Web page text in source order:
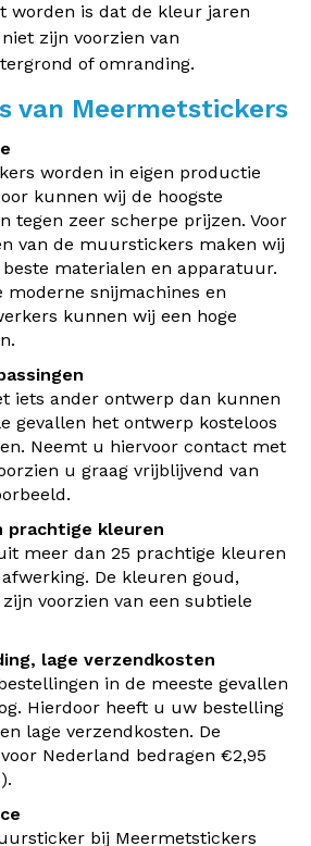
worden is dat de kleur jaren
zijn voorzien van
of omranding.
van Meermetstickers
worden in eigen productie
kunnen wij de hoogste
tegen zeer scherpe prijzen. Voor
van de muurstickers maken wij
materialen en apparatuur.
moderne snijmachines en
kunnen wij een hoge
iets ander ontwerp dan kunnen
gevallen het ontwerp kosteloos
Neemt u hiervoor contact met
u graag vrijblijvend van
prachtige kleuren
meer dan 25 prachtige kleuren
De kleuren goud,
voorzien van een subtiele
lage verzendkosten
in de meeste gevallen
Hierdoor heeft u uw bestelling
lage verzendkosten. De
Nederland bedragen €2,95
bij Meermetstickers